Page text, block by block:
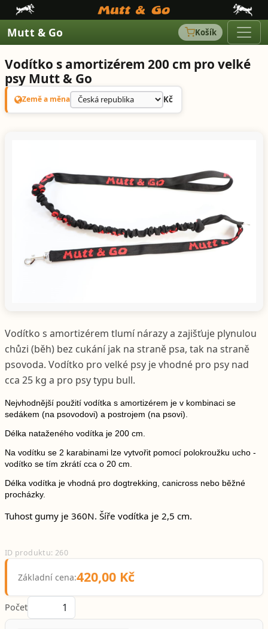
Mutt & Go Košík
Vodítko s amortizérem 200 cm pro velké
psy Mutt & Go
Země a měna Kč
Předchozí Další
Vodítko s amortizérem tlumí nárazy a zajišťuje plynulou
chůzi (běh) bez cukání jak na straně psa, tak na straně
psovoda. Vodítko pro velké psy je vhodné pro psy nad
cca 25 kg a pro psy typu bull.
Nejvhodnější použití vodítka s amortizérem je v kombinaci se
sedákem (na psovodovi) a postrojem (na psovi).
Délka nataženého vodítka je 200 cm.
Na vodítku se 2 karabinami lze vytvořit pomocí polokroužku ucho -
vodítko se tím zkrátí cca o 20 cm.
Délka vodítka je vhodná pro dogtrekking, canicross nebo běžné
procházky.
Tuhost gumy je 360N. Šíře vodítka je 2,5 cm.
ID produktu: 260
Základní cena:420,00 Kč
Počet